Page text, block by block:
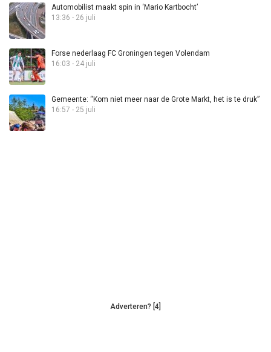
Automobilist maakt spin in ‘Mario Kartbocht’
13:36 - 26 juli
Forse nederlaag FC Groningen tegen Volendam
16:03 - 24 juli
Gemeente: “Kom niet meer naar de Grote Markt, het is te druk”
16:57 - 25 juli
Adverteren? [4]